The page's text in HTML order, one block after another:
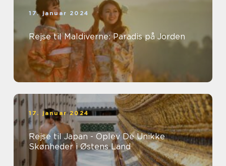
17. januar 2024
Rejse til Maldiverne: Paradis på Jorden
17. januar 2024
Rejse til Japan - Oplev De Unikke
Skønheder i Østens Land